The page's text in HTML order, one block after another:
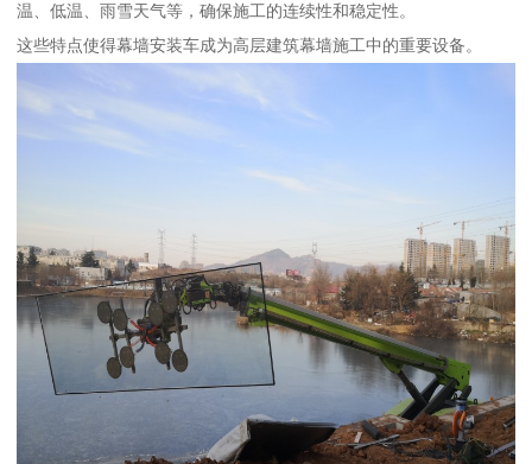
温、低温、雨雪天气等，确保施工的连续性和稳定性。
这些特点使得幕墙安装车成为高层建筑幕墙施工中的重要设备。